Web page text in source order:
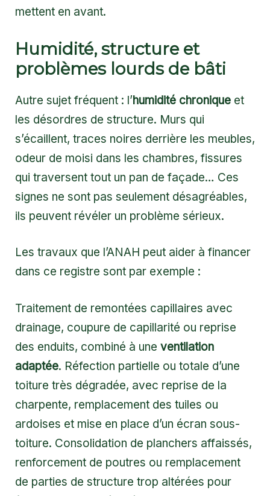
mettent en avant.
Humidité, structure et
problèmes lourds de bâti
Autre sujet fréquent : l’humidité chronique et
les désordres de structure. Murs qui
s’écaillent, traces noires derrière les meubles,
odeur de moisi dans les chambres, fissures
qui traversent tout un pan de façade… Ces
signes ne sont pas seulement désagréables,
ils peuvent révéler un problème sérieux.
Les travaux que l’ANAH peut aider à financer
dans ce registre sont par exemple :
Traitement de remontées capillaires avec
drainage, coupure de capillarité ou reprise
des enduits, combiné à une ventilation
adaptée. Réfection partielle ou totale d’une
toiture très dégradée, avec reprise de la
charpente, remplacement des tuiles ou
ardoises et mise en place d’un écran sous-
toiture. Consolidation de planchers affaissés,
renforcement de poutres ou remplacement
de parties de structure trop altérées pour